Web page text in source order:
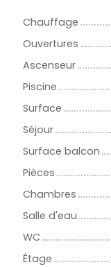
Chauffage
Ouvertures
Ascenseur
Piscine
Surface
Séjour
Surface balcon
Pièces
Chambres
Salle d'eau
WC
Étage